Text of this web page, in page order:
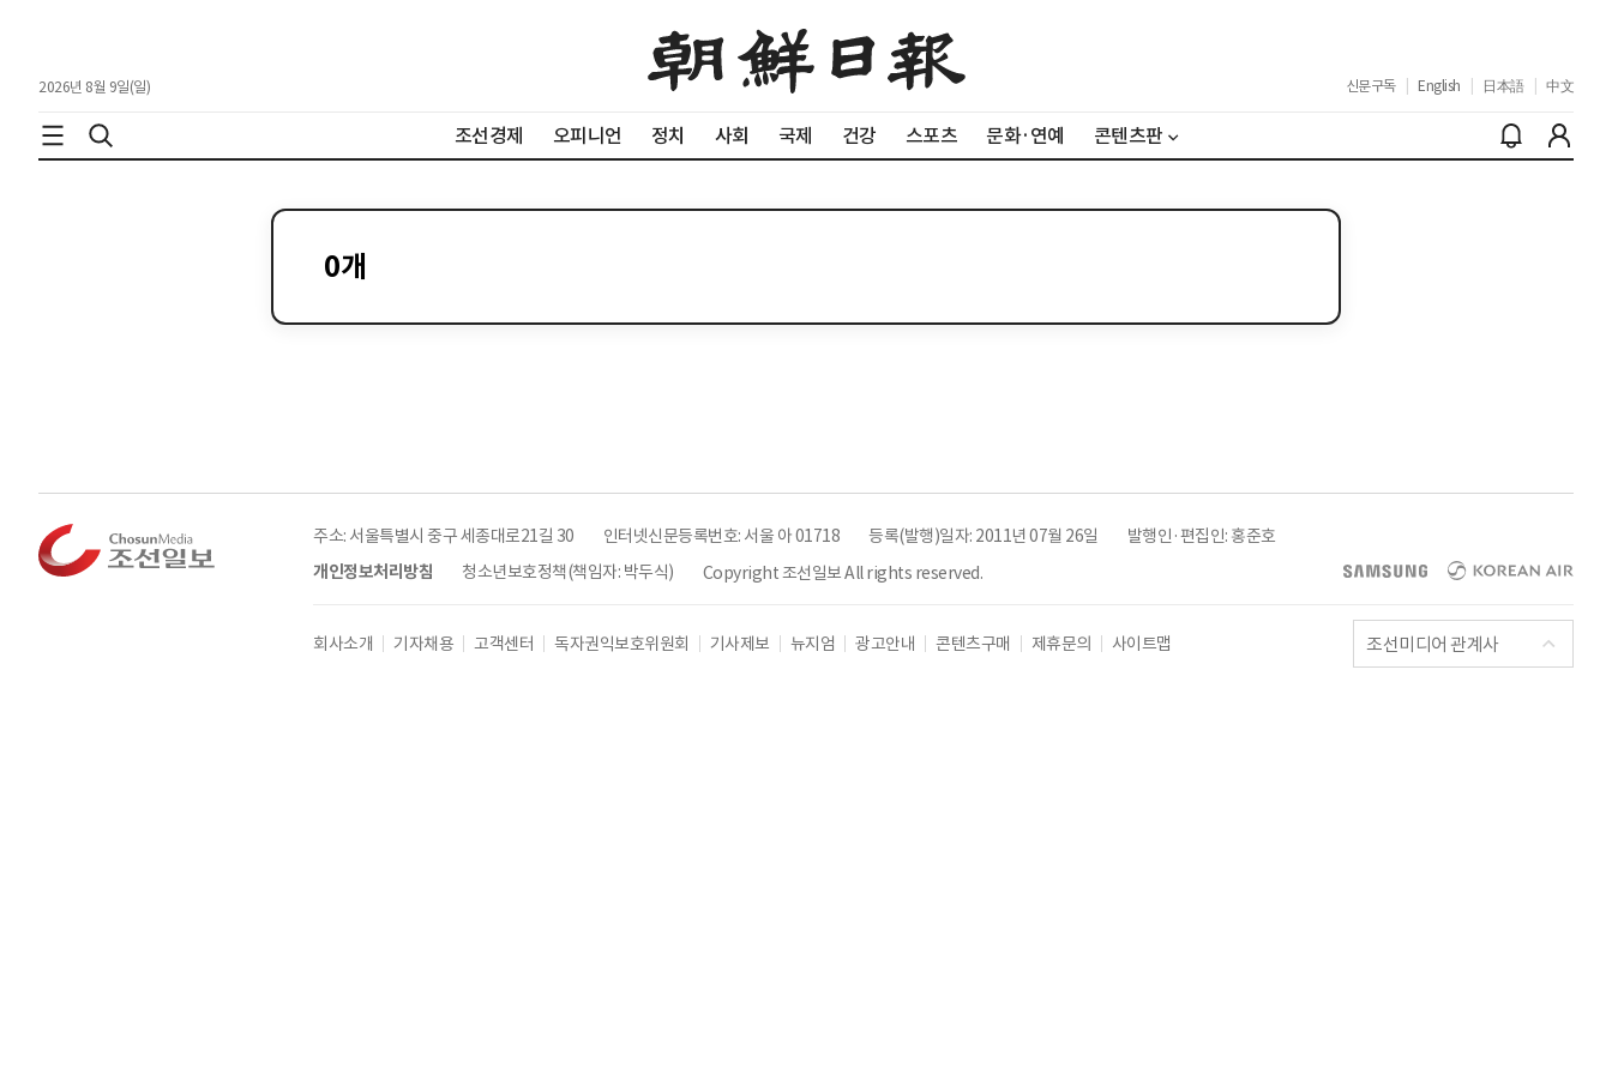
2026년 8월 9일(일) 신문구독 English 日本語 中文
조선경제 오피니언 정치 사회 국제 건강 스포츠 문화·연예 콘텐츠판
0개
주소: 서울특별시 중구 세종대로21길 30 인터넷신문등록번호: 서울 아 01718 등록(발행)일자: 2011년 07월 26일
발행인·편집인: 홍준호
개인정보처리방침
청소년보호정책(책임자: 박두식) Copyright 조선일보 All rights reserved.
회사소개 기자채용 고객센터 독자권익보호위원회 기사제보 뉴지엄 광고안내 콘텐츠구매 제휴문의 사이트맵 조선미디어 관계사